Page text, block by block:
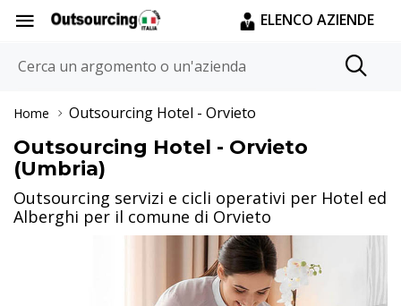
ELENCO AZIENDE
Home Outsourcing Hotel - Orvieto
Outsourcing Hotel - Orvieto
(Umbria)
Outsourcing servizi e cicli operativi per Hotel ed
Alberghi per il comune di Orvieto